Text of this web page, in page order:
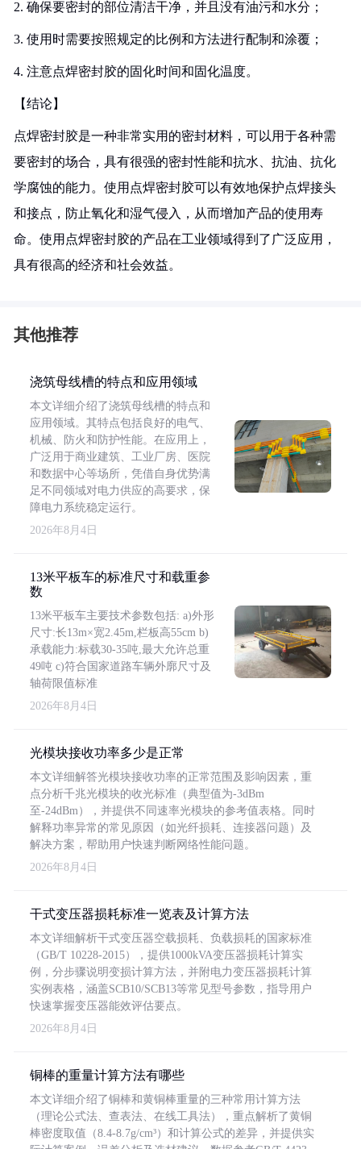
2. 确保要密封的部位清洁干净，并且没有油污和水分；
3. 使用时需要按照规定的比例和方法进行配制和涂覆；
4. 注意点焊密封胶的固化时间和固化温度。
【结论】
点焊密封胶是一种非常实用的密封材料，可以用于各种需
要密封的场合，具有很强的密封性能和抗水、抗油、抗化
学腐蚀的能力。使用点焊密封胶可以有效地保护点焊接头
和接点，防止氧化和湿气侵入，从而增加产品的使用寿
命。使用点焊密封胶的产品在工业领域得到了广泛应用，
具有很高的经济和社会效益。
其他推荐
浇筑母线槽的特点和应用领域
本文详细介绍了浇筑母线槽的特点和
应用领域。其特点包括良好的电气、
机械、防火和防护性能。在应用上，
广泛用于商业建筑、工业厂房、医院
和数据中心等场所，凭借自身优势满
足不同领域对电力供应的高要求，保
障电力系统稳定运行。
2026年8月4日
13米平板车的标准尺寸和载重参
数
13米平板车主要技术参数包括: a)外形
尺寸:长13m×宽2.45m,栏板高55cm b)
承载能力:标载30-35吨,最大允许总重
49吨 c)符合国家道路车辆外廓尺寸及
轴荷限值标准
2026年8月4日
光模块接收功率多少是正常
本文详细解答光模块接收功率的正常范围及影响因素，重
点分析千兆光模块的收光标准（典型值为-3dBm
至-24dBm），并提供不同速率光模块的参考值表格。同时
解释功率异常的常见原因（如光纤损耗、连接器问题）及
解决方案，帮助用户快速判断网络性能问题。
2026年8月4日
干式变压器损耗标准一览表及计算方法
本文详细解析干式变压器空载损耗、负载损耗的国家标准
（GB/T 10228-2015），提供1000kVA变压器损耗计算实
例，分步骤说明变损计算方法，并附电力变压器损耗计算
实例表格，涵盖SCB10/SCB13等常见型号参数，指导用户
快速掌握变压器能效评估要点。
2026年8月4日
铜棒的重量计算方法有哪些
本文详细介绍了铜棒和黄铜棒重量的三种常用计算方法
（理论公式法、查表法、在线工具法），重点解析了黄铜
棒密度取值（8.4-8.7g/cm³）和计算公式的差异，并提供实